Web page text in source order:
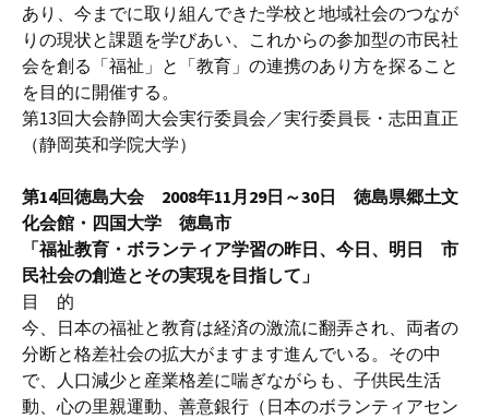
あり、今までに取り組んできた学校と地域社会のつなが
りの現状と課題を学びあい、これからの参加型の市民社
会を創る「福祉」と「教育」の連携のあり方を探ること
を目的に開催する。
第13回大会静岡大会実行委員会／実行委員長・志田直正
（静岡英和学院大学）
第14回徳島大会 2008年11月29日～30日 徳島県郷土文
化会館・四国大学 徳島市
「福祉教育・ボランティア学習の昨日、今日、明日 市
民社会の創造とその実現を目指して」
目 的
今、日本の福祉と教育は経済の激流に翻弄され、両者の
分断と格差社会の拡大がますます進んでいる。その中
で、人口減少と産業格差に喘ぎながらも、子供民生活
動、心の里親運動、善意銀行（日本のボランティアセン